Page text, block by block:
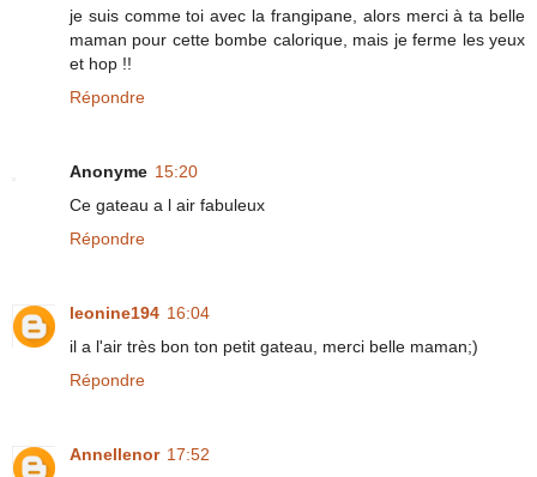
je suis comme toi avec la frangipane, alors merci à ta belle
maman pour cette bombe calorique, mais je ferme les yeux
et hop !!
Répondre
Anonyme 15:20
Ce gateau a l air fabuleux
Répondre
leonine194 16:04
il a l'air très bon ton petit gateau, merci belle maman;)
Répondre
Annellenor 17:52